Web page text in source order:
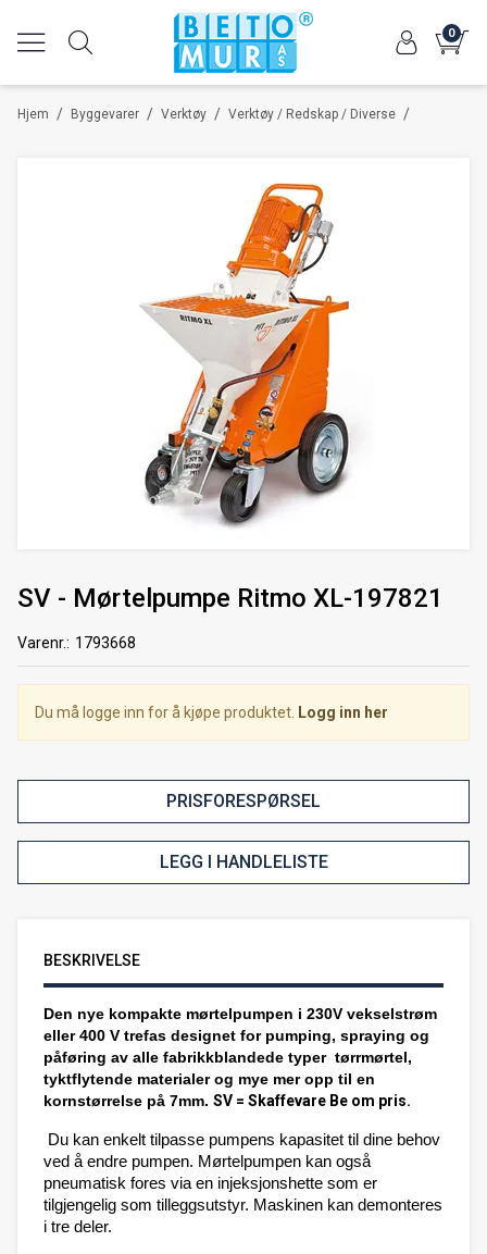
0
/
Hjem /
Byggevarer /
Verktøy /
Verktøy / Redskap / Diverse
SV - Mørtelpumpe Ritmo XL-197821
Varenr.: 1793668
Du må logge inn for å kjøpe produktet. Logg inn her
PRISFORESPØRSEL
LEGG I HANDLELISTE
BESKRIVELSE
Den nye kompakte mørtelpumpen i 230V vekselstrøm
eller 400 V trefas designet for pumping, spraying og
påføring av alle fabrikkblandede typer tørrmørtel,
tyktflytende materialer og mye mer opp til en
kornstørrelse på 7mm. SV = Skaffevare Be om pris.
Du kan enkelt tilpasse pumpens kapasitet til dine behov
ved å endre pumpen. Mørtelpumpen kan også
pneumatisk fores via en injeksjonshette som er
tilgjengelig som tilleggsutstyr. Maskinen kan demonteres
i tre deler.